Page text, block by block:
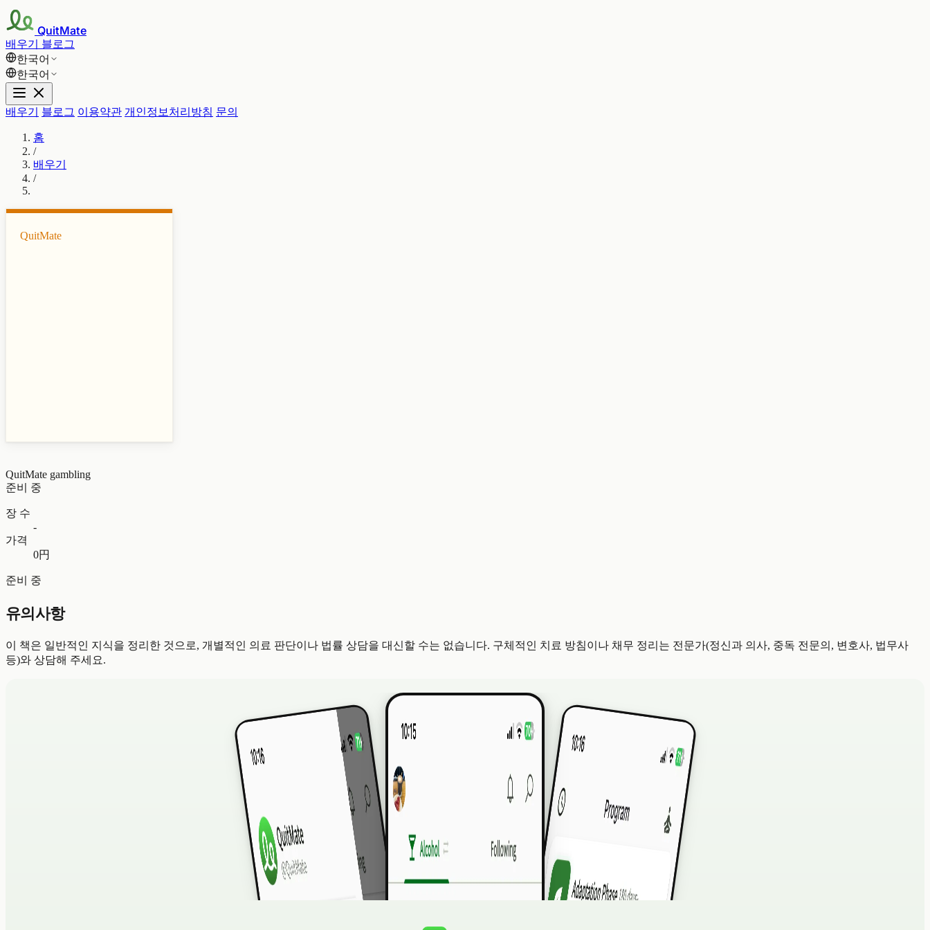
QuitMate
배우기 블로그
한국어
한국어
배우기 블로그 이용약관 개인정보처리방침 문의
홈
/
배우기
/
QuitMate
QuitMate gambling
준비 중
장 수
-
가격
0円
준비 중
유의사항
이 책은 일반적인 지식을 정리한 것으로, 개별적인 의료 판단이나 법률 상담을 대신할 수는 없습니다. 구체적인 치료 방침이나 채무 정리는 전문가(정신과 의사, 중독 전문의, 변호사, 법무사
등)와 상담해 주세요.